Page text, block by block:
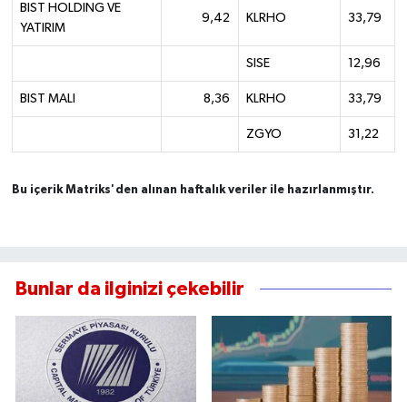
BIST HOLDING VE
YATIRIM
9,42 KLRHO 33,79
SISE 12,96
BIST MALI 8,36 KLRHO 33,79
ZGYO 31,22
Bu içerik Matriks'den alınan haftalık veriler ile hazırlanmıştır.
Bunlar da ilginizi çekebilir